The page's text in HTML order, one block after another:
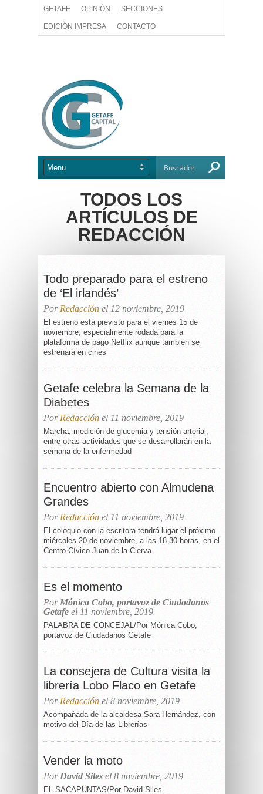
GETAFE OPINIÓN SECCIONES
EDICIÓN IMPRESA CONTACTO
TODOS LOS
ARTÍCULOS DE
REDACCIÓN
Todo preparado para el estreno
de ‘El irlandés’
Por Redacción el 12 noviembre, 2019
El estreno está previsto para el viernes 15 de
noviembre, especialmente rodada para la
plataforma de pago Netflix aunque también se
estrenará en cines
Getafe celebra la Semana de la
Diabetes
Por Redacción el 11 noviembre, 2019
Marcha, medición de glucemia y tensión arterial,
entre otras actividades que se desarrollarán en la
semana de la enfermedad
Encuentro abierto con Almudena
Grandes
Por Redacción el 11 noviembre, 2019
El coloquio con la escritora tendrá lugar el próximo
miércoles 20 de noviembre, a las 18.30 horas, en el
Centro Cívico Juan de la Cierva
Es el momento
Por Mónica Cobo, portavoz de Ciudadanos
Getafe el 11 noviembre, 2019
PALABRA DE CONCEJAL/Por Mónica Cobo,
portavoz de Ciudadanos Getafe
La consejera de Cultura visita la
librería Lobo Flaco en Getafe
Por Redacción el 8 noviembre, 2019
Acompañada de la alcaldesa Sara Hernández, con
motivo del Día de las Librerías
Vender la moto
Por David Siles el 8 noviembre, 2019
EL SACAPUNTAS/Por David Siles